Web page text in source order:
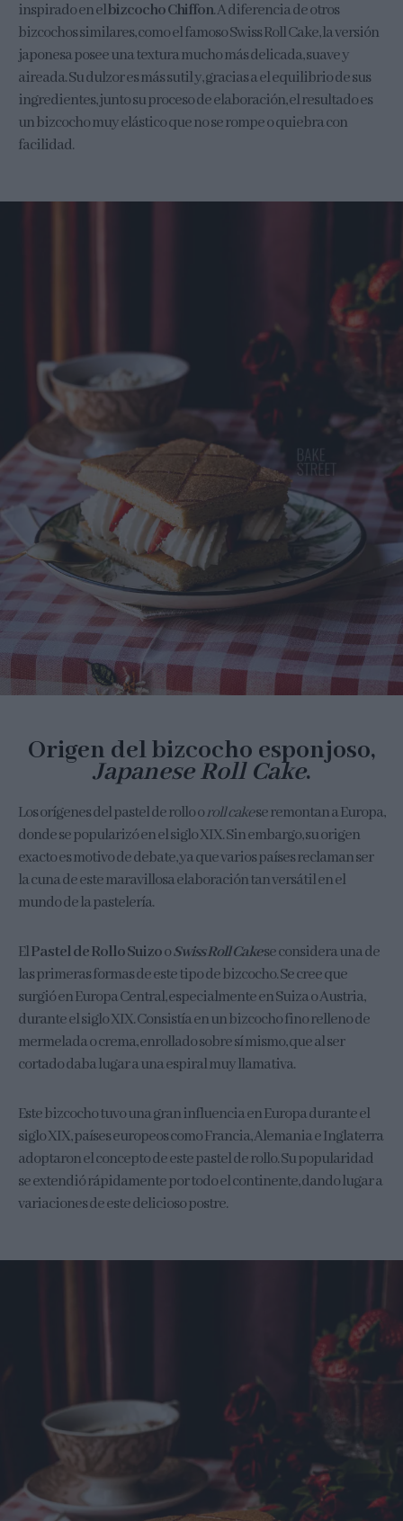
inspirado en elbizcocho Chiffon. A diferencia de otros
bizcochos similares, como el famoso Swiss Roll Cake, la versión
japonesa posee una textura mucho más delicada, suave y
aireada. Su dulzor es más sutil y, gracias a el equilibrio de sus
ingredientes, junto su proceso de elaboración, el resultado es
un bizcocho muy elástico que no se rompe o quiebra con
facilidad.
Origen del bizcocho esponjoso,
Japanese Roll Cake.
Los orígenes del pastel de rollo oroll cakese remontan a Europa,
donde se popularizó en el siglo XIX. Sin embargo, su origen
exacto es motivo de debate, ya que varios países reclaman ser
la cuna de este maravillosa elaboración tan versátil en el
mundo de la pastelería.
ElPastel de Rollo SuizooSwiss Roll Cakese considera una de
las primeras formas de este tipo de bizcocho. Se cree que
surgió en Europa Central, especialmente en Suiza o Austria,
durante el siglo XIX. Consistía en un bizcocho fino relleno de
mermelada o crema, enrollado sobre sí mismo, que al ser
cortado daba lugar a una espiral muy llamativa.
Este bizcocho tuvo una gran influencia en Europa durante el
siglo XIX, países europeos como Francia, Alemania e Inglaterra
adoptaron el concepto de este pastel de rollo. Su popularidad
se extendió rápidamente por todo el continente, dando lugar a
variaciones de este delicioso postre.